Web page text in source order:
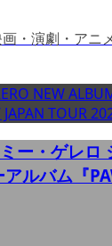
・演劇・アニ
ー・ゲレロ
ルバム『